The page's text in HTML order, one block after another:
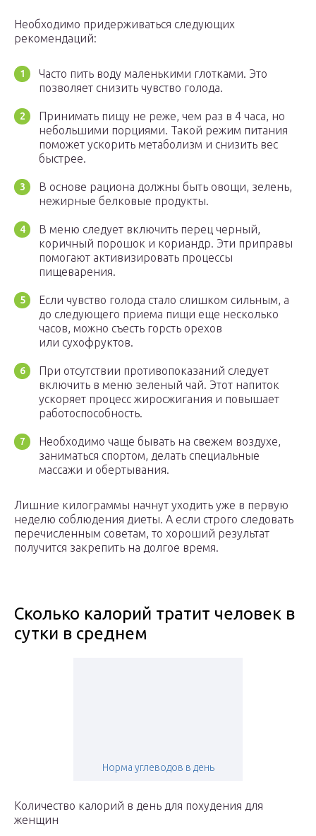
Необходимо придерживаться следующих
рекомендаций:
Часто пить воду маленькими глотками. Это
позволяет снизить чувство голода.
Принимать пищу не реже, чем раз в 4 часа, но
небольшими порциями. Такой режим питания
поможет ускорить метаболизм и снизить вес
быстрее.
В основе рациона должны быть овощи, зелень,
нежирные белковые продукты.
В меню следует включить перец черный,
коричный порошок и кориандр. Эти приправы
помогают активизировать процессы
пищеварения.
Если чувство голода стало слишком сильным, а
до следующего приема пищи еще несколько
часов, можно съесть горсть орехов
или сухофруктов.
При отсутствии противопоказаний следует
включить в меню зеленый чай. Этот напиток
ускоряет процесс жиросжигания и повышает
работоспособность.
Необходимо чаще бывать на свежем воздухе,
заниматься спортом, делать специальные
массажи и обертывания.
Лишние килограммы начнут уходить уже в первую
неделю соблюдения диеты. А если строго следовать
перечисленным советам, то хороший результат
получится закрепить на долгое время.
Сколько калорий тратит человек в
сутки в среднем
Норма углеводов в день
Количество калорий в день для похудения для
женщин